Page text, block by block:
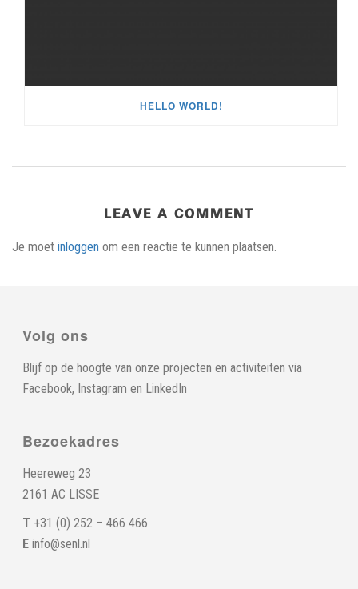
HELLO WORLD!
LEAVE A COMMENT
Je moet inloggen om een reactie te kunnen plaatsen.
Volg ons
Blijf op de hoogte van onze projecten en activiteiten via
Facebook, Instagram en LinkedIn
Bezoekadres
Heereweg 23
2161 AC LISSE
T +31 (0) 252 – 466 466
E info@senl.nl